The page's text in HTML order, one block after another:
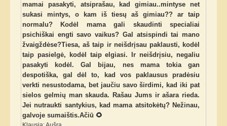
mamai pasakyti, atsiprašau, kad gimiau..mintyse net
sukasi mintys, o kam iš tiesų aš gimiau?? ar taip
normalu? Kodėl mama gali skaudinti specialiai
psichiškai engti savo vaikus? Gal atsispindi tai mano
žvaigždėse?Tiesa, aš taip ir neišdrįsau paklausti, kodėl
taip pasielgė, kodėl taip elgiasi. Ir neišdrįsiu, negaliu
pasakyti kodėl. Gal bijau, nes mama tokia gan
despotiška, gal dėl to, kad vos paklausus pradėsiu
verkti nesustodama, bet jaučiu savo širdimi, kad iki pat
sielos gelmių man skauda. Rašau Jums ir ašara rieda.
Jei nutraukti santykius, kad mama atsitokėtų? Nežinau,
galvoje sumaištis.Ačiū 🌻